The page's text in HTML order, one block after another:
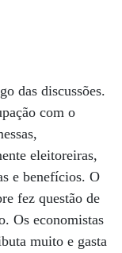
das discussões.
com o
eleitoreiras,
e benefícios. O
fez questão de
Os economistas
muito e gasta